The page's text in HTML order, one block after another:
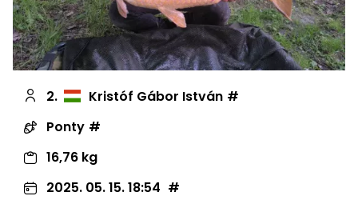
2.
Kristóf Gábor István
Ponty
16,76 kg
2025. 05. 15. 18:54